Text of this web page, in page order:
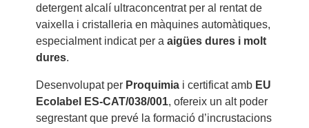
detergent alcalí ultraconcentrat per al rentat de
vaixella i cristalleria en màquines automàtiques,
especialment indicat per a aigües dures i molt
dures.
Desenvolupat per Proquimiai certificat amb EU
Ecolabel ES-CAT/038/001, ofereix un alt poder
segrestant que prevé la formació d’incrustacions